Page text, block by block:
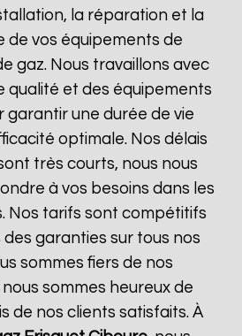
la réparation et la
de vos équipements de
gaz. Nous travaillons avec
qualité et des équipements
garantir une durée de vie
optimale. Nos délais
très courts, nous nous
à vos besoins dans les
Nos tarifs sont compétitifs
garanties sur tous nos
sommes fiers de nos
sommes heureux de
de nos clients satisfaits. À